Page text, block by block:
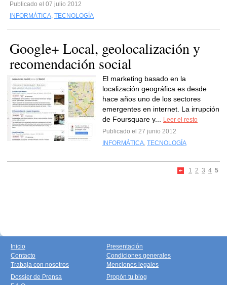
Publicado el 07 julio 2012
INFORMÁTICA, TECNOLOGÍA
Google+ Local, geolocalización y
recomendación social
El marketing basado en la
localización geográfica es desde
hace años uno de los sectores
emergentes en internet. La irrupción
de Foursquare y...
Leer el resto
Publicado el 27 junio 2012
INFORMÁTICA, TECNOLOGÍA
1 2 3 4 5
Inicio
Contacto
Trabaja con nosotros
Presentación
Condiciones generales
Menciones legales
Dossier de Prensa
Propón tu blog